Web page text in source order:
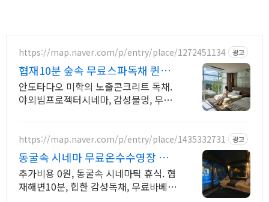
https://map.naver.com/p/entry/place/1272451134 광고
협재10분 숲속 무료스파독채 퀸침
대 2개 가족/커플 독채
안도타다오 미학의 노출콘크리트 독채.
야외빔프로젝터시네마, 감성불멍, 무료
먼지없는 청결
https://map.naver.com/p/entry/place/1435332731 광고
동굴속 시네마 무료온수수영장 독
특하고 아늑한 나만의아지트
추가비용 0원, 동굴속 시네마틱 휴식. 협
재해변10분, 힙한 감성독채, 무료바베큐